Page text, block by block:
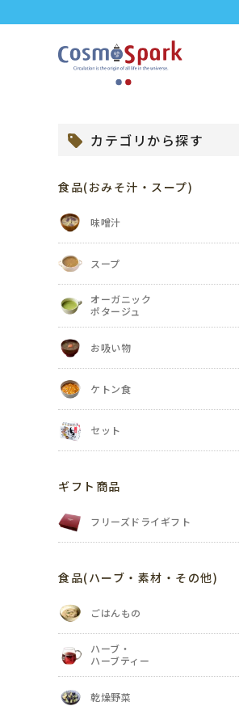
カテゴリから探す
食品(おみそ汁・スープ)
味噌汁
スープ
オーガニック
ポタージュ
お吸い物
ケトン食
セット
ギフト商品
フリーズドライギフト
食品(ハーブ・素材・その他)
ごはんもの
ハーブ・
ハーブティー
乾燥野菜